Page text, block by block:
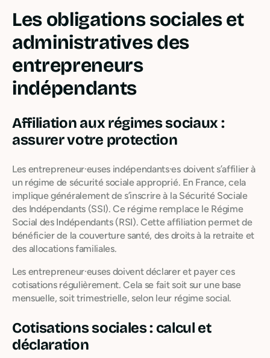
Les obligations sociales et
administratives des
entrepreneurs
indépendants
Affiliation aux régimes sociaux :
assurer votre protection
Les entrepreneur·euses indépendants·es doivent s’affilier à
un régime de sécurité sociale approprié. En France, cela
implique généralement de s’inscrire à la Sécurité Sociale
des Indépendants (SSI). Ce régime remplace le Régime
Social des Indépendants (RSI). Cette affiliation permet de
bénéficier de la couverture santé, des droits à la retraite et
des allocations familiales.
Les entrepreneur·euses doivent déclarer et payer ces
cotisations régulièrement. Cela se fait soit sur une base
mensuelle, soit trimestrielle, selon leur régime social.
Cotisations sociales : calcul et
déclaration